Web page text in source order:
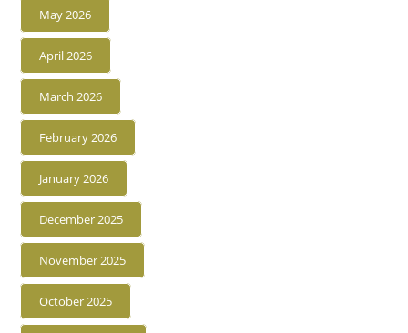
May 2026
April 2026
March 2026
February 2026
January 2026
December 2025
November 2025
October 2025